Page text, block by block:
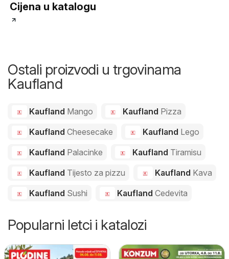
Cijena u katalogu
Ostali proizvodi u trgovinama
Kaufland
Kaufland Mango Kaufland Pizza
Kaufland Cheesecake Kaufland Lego
Kaufland Palacinke Kaufland Tiramisu
Kaufland Tijesto za pizzu Kaufland Kava
Kaufland Sushi Kaufland Cedevita
Popularni letci i katalozi